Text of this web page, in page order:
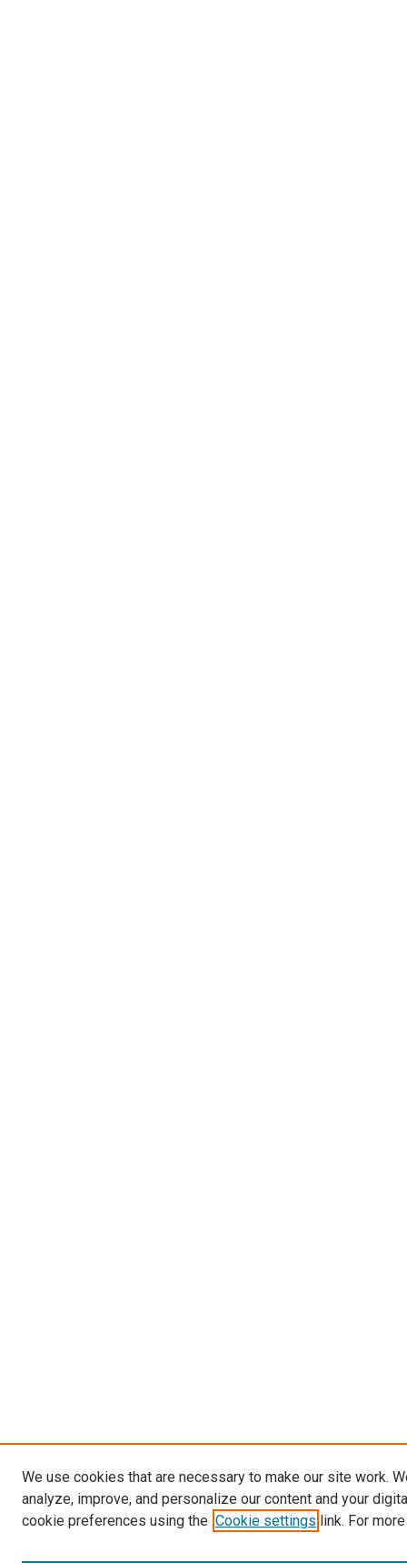
We use cookies that are necessary to make our site work.
analyze, improve, and personalize our content and your
cookie preferences using the Cookie settings link. For